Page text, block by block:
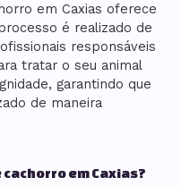
em Caxias oferece
é realizado de
responsáveis
tratar o seu animal
garantindo que
de maneira
em Caxias?